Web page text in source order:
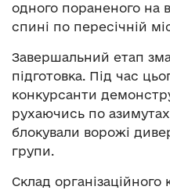
одного пораненого на
спині по пересічній
Завершальний етап
підготовка. Під час
конкурсанти
рухаючись по
блокували ворожі
групи.
Склад організаційного